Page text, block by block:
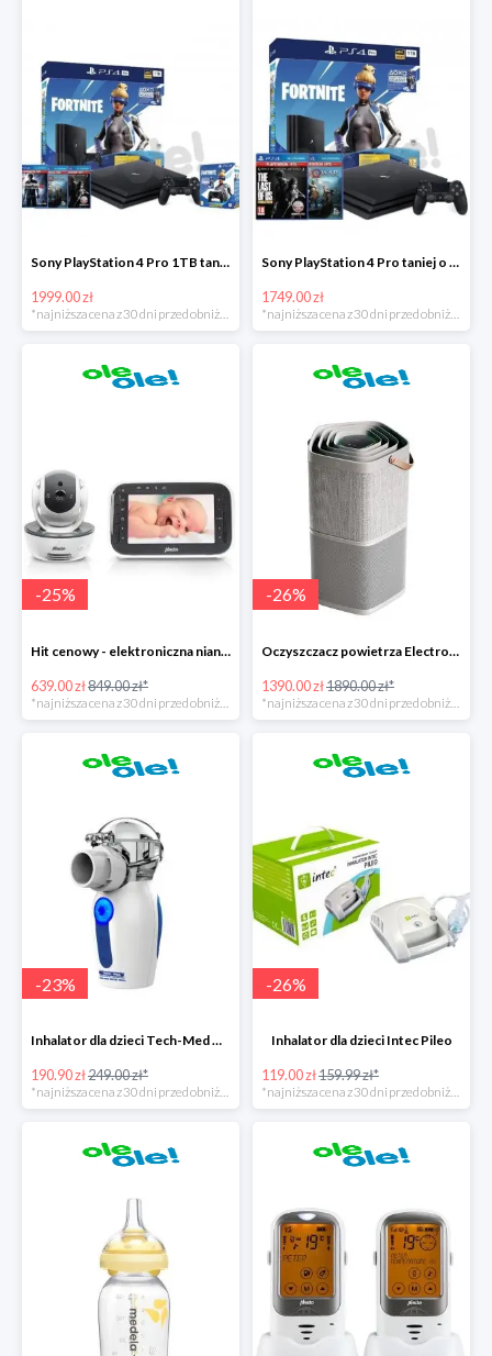
Sony PlayStation 4 Pro 1TB taniej o 220zł
1999.00 zł
Sony PlayStation 4 Pro taniej o 150zł
1749.00 zł
-25%
Hit cenowy - elektroniczna niania Alecto DVM-200
639.00 zł849.00 zł*
*najniższa cena z 30 dni przed obniżką
-26%
Oczyszczacz powietrza Electrolux Pure A9
1390.00 zł1890.00 zł*
*najniższa cena z 30 dni przed obniżką
-23%
Inhalator dla dzieci Tech-Med Neb Micro Mesh
190.90 zł249.00 zł*
*najniższa cena z 30 dni przed obniżką
-26%
Inhalator dla dzieci Intec Pileo
119.00 zł159.99 zł*
*najniższa cena z 30 dni przed obniżką